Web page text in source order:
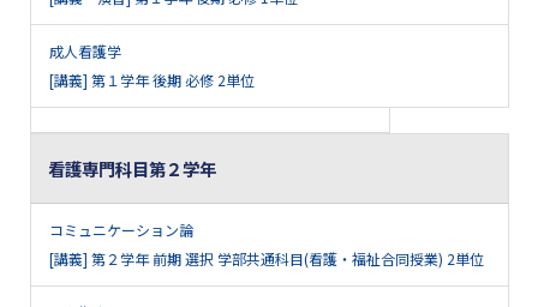
成人看護学
[講義] 第１学年 後期 必修 2単位
看護専門科目第２学年
コミュニケーション論
[講義] 第２学年 前期 選択 学部共通科目(看護・福祉合同授業) 2単位